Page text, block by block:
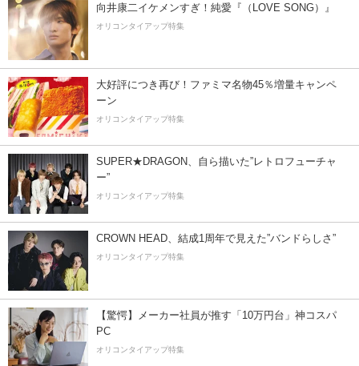
向井康二イケメンすぎ！純愛『（LOVE SONG）』
オリコンタイアップ特集
大好評につき再び！ファミマ名物45％増量キャンペ
ーン
オリコンタイアップ特集
SUPER★DRAGON、自ら描いた”レトロフューチャ
ー”
オリコンタイアップ特集
CROWN HEAD、結成1周年で見えた”バンドらしさ”
オリコンタイアップ特集
【驚愕】メーカー社員が推す「10万円台」神コスパ
PC
オリコンタイアップ特集